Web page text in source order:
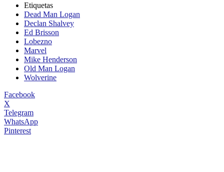
Etiquetas
Dead Man Logan
Declan Shalvey
Ed Brisson
Lobezno
Marvel
Mike Henderson
Old Man Logan
Wolverine
Facebook
X
Telegram
WhatsApp
Pinterest